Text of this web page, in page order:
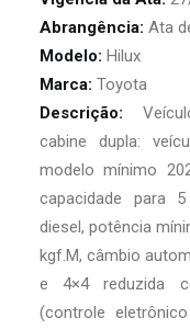
Abrangência: Ata
Modelo: Hilux
Marca: Toyota
Descrição:
cabine dupla:
modelo mínimo
capacidade para
diesel, potência
kgf.M, câmbio
e 4×4 reduzida
(controle